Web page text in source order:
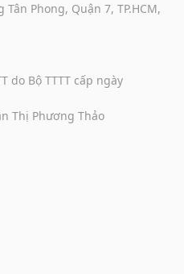
Phong, Quận 7, TP.HCM,
do Bộ TTTT cấp ngày
Thị Phương Thảo